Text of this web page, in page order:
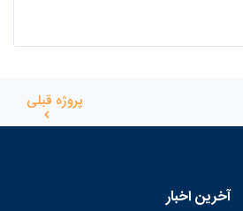
پروژه قبلی
آخرین اخبار